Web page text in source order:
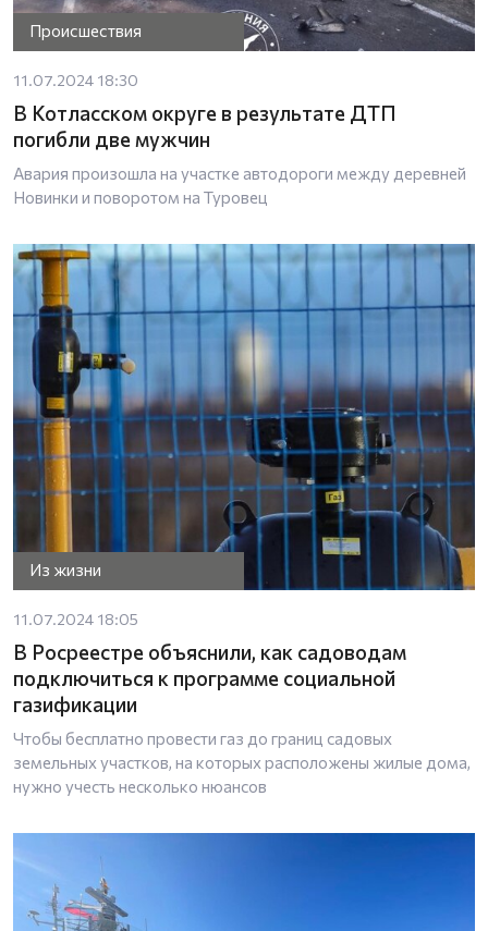
Происшествия
11.07.2024 18:30
В Котласском округе в результате ДТП
погибли две мужчин
Авария произошла на участке автодороги между деревней
Новинки и поворотом на Туровец
Из жизни
11.07.2024 18:05
В Росреестре объяснили, как садоводам
подключиться к программе социальной
газификации
Чтобы бесплатно провести газ до границ садовых
земельных участков, на которых расположены жилые дома,
нужно учесть несколько нюансов